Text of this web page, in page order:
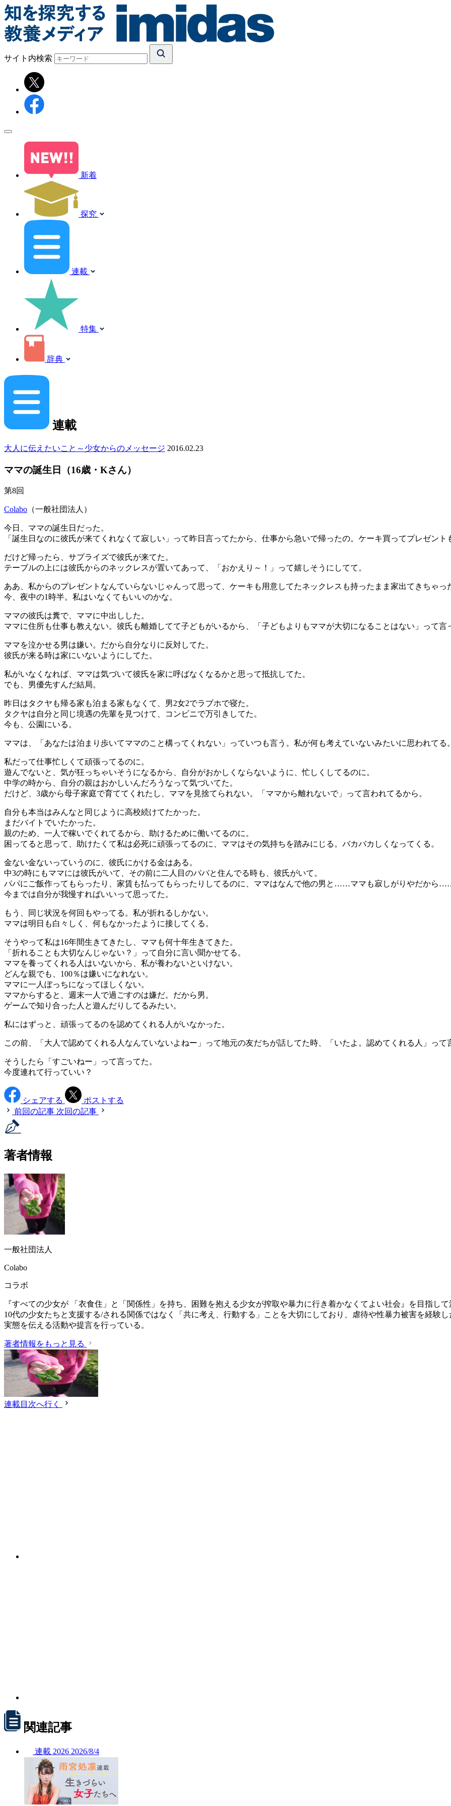
サイト内検索
新着
探究
連載
特集
辞典
連載
大人に伝えたいこと～少女からのメッセージ 2016.02.23
ママの誕生日（16歳・Kさん）
第8回
Colabo （一般社団法人）
今日、ママの誕生日だった。
「誕生日なのに彼氏が来てくれなくて寂しい」って昨日言ってたから、仕事から急いで帰ったの。ケーキ買ってプレゼント
だけど帰ったら、サプライズで彼氏が来てた。
テーブルの上には彼氏からのネックレスが置いてあって、「おかえり～！」って嬉しそうにしてて。
ああ、私からのプレゼントなんていらないじゃんって思って、ケーキも用意してたネックレスも持ったまま家出てきちゃっ
今、夜中の1時半。私はいなくてもいいのかな。
ママの彼氏は糞で、ママに中出しした。
ママに住所も仕事も教えない。彼氏も離婚してて子どもがいるから、「子どもよりもママが大切になることはない」って
ママを泣かせる男は嫌い。だから自分なりに反対してた。
彼氏が来る時は家にいないようにしてた。
私がいなくなれば、ママは気づいて彼氏を家に呼ばなくなるかと思って抵抗してた。
でも、男優先すんだ結局。
昨日はタクヤも帰る家も泊まる家もなくて、男2女2でラブホで寝た。
タクヤは自分と同じ境遇の先輩を見つけて、コンビニで万引きしてた。
今も、公園にいる。
ママは、「あなたは泊まり歩いてママのこと構ってくれない」っていつも言う。私が何も考えていないみたいに思われてる
私だって仕事忙しくて頑張ってるのに。
遊んでないと、気が狂っちゃいそうになるから、自分がおかしくならないように、忙しくしてるのに。
中学の時から、自分の親はおかしいんだろうなって気づいてた。
だけど、3歳から母子家庭で育ててくれたし、ママを見捨てられない。「ママから離れないで」って言われてるから。
自分も本当はみんなと同じように高校続けてたかった。
まだバイトでいたかった。
親のため、一人で稼いでくれてるから、助けるために働いてるのに。
困ってると思って、助けたくて私は必死に頑張ってるのに、ママはその気持ちを踏みにじる。バカバカしくなってくる。
金ない金ないっていうのに、彼氏にかける金はある。
中3の時にもママには彼氏がいて、その前に二人目のパパと住んでる時も、彼氏がいて。
パパにご飯作ってもらったり、家賃も払ってもらったりしてるのに、ママはなんで他の男と……ママも寂しがりやだから
今までは自分が我慢すればいいって思ってた。
もう、同じ状況を何回もやってる。私が折れるしかない。
ママは明日も白々しく、何もなかったように接してくる。
そうやって私は16年間生きてきたし、ママも何十年生きてきた。
「折れることも大切なんじゃない？」って自分に言い聞かせてる。
ママを養ってくれる人はいないから、私が養わないといけない。
どんな親でも、100％は嫌いになれない。
ママに一人ぼっちになってほしくない。
ママからすると、週末一人で過ごすのは嫌だ。だから男。
ゲームで知り合った人と遊んだりしてるみたい。
私にはずっと、頑張ってるのを認めてくれる人がいなかった。
この前、「大人で認めてくれる人なんていないよねー」って地元の友だちが話してた時、「いたよ。認めてくれる人」って
そうしたら「すごいねー」って言ってた。
今度連れて行っていい？
シェアする
ポストする
前回の記事 次回の記事
著者情報
一般社団法人
Colabo
コラボ
『すべての少女が 「衣食住」と「関係性」を持ち、困難を抱える少女が搾取や暴力に行き着かなくてよい社会』を目指し
10代の少女たちと支援する/される関係ではなく「共に考え、行動する」ことを大切にしており、虐待や性暴力被害を経験
実態を伝える活動や提言を行っている。
著者情報をもっと見る
連載目次へ行く
関連記事
連載 2026 2026/8/4